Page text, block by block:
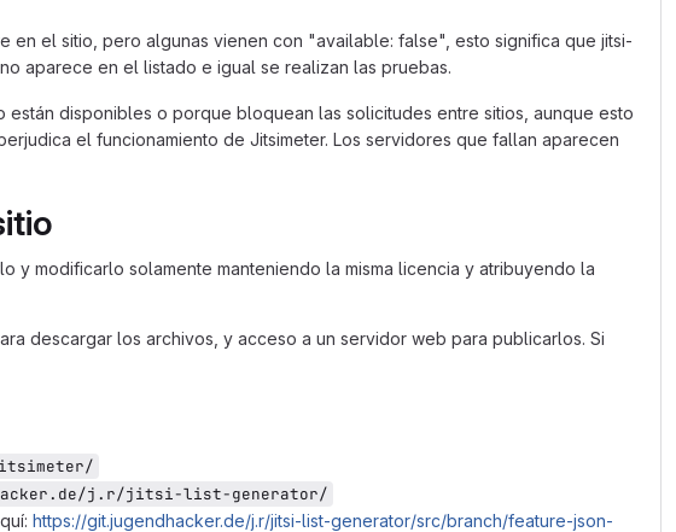
en el sitio, pero algunas vienen con "available: false", esto significa que jitsi-
aparece en el listado e igual se realizan las pruebas.
disponibles o porque bloquean las solicitudes entre sitios, aunque esto
el funcionamiento de Jitsimeter. Los servidores que fallan aparecen
y modificarlo solamente manteniendo la misma licencia y atribuyendo la
descargar los archivos, y acceso a un servidor web para publicarlos. Si
j.r/jitsi-list-generator/
https://git.jugendhacker.de/j.r/jitsi-list-generator/src/branch/feature-json-